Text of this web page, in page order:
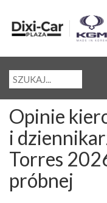
Opinie
i
Torres
próbnej